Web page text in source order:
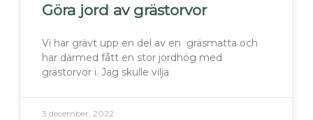
Göra jord av grästorvor
Vi har grävt upp en del av en gräsmatta och
har därmed fått en stor jordhög med
grästorvor i. Jag skulle vilja
3 december, 2022